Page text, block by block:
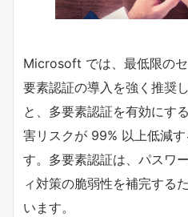
Microsoft では、最低限の
要素認証の導入を強く推奨
と、多要素認証を有効にす
害リスクが 99% 以上低減
す。多要素認証は、パスワ
ィ対策の脆弱性を補完する
います。